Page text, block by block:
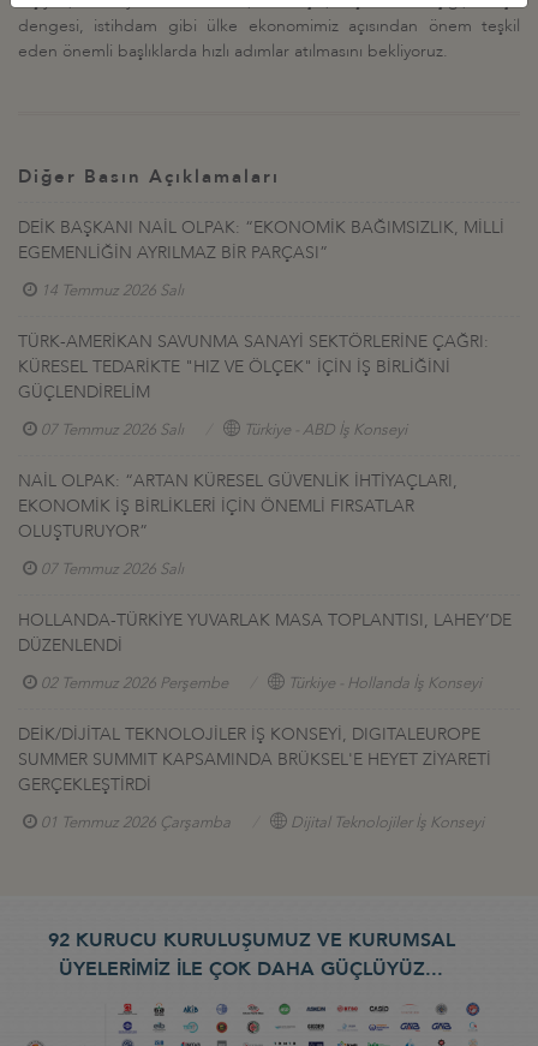
dengesi, istihdam gibi ülke ekonomimiz açısından önem teşkil
eden önemli başlıklarda hızlı adımlar atılmasını bekliyoruz.
Diğer Basın Açıklamaları
DEİK BAŞKANI NAİL OLPAK: “EKONOMİK BAĞIMSIZLIK, MİLLİ
EGEMENLİĞİN AYRILMAZ BİR PARÇASI”
14 Temmuz 2026 Salı
TÜRK-AMERİKAN SAVUNMA SANAYİ SEKTÖRLERİNE ÇAĞRI:
KÜRESEL TEDARİKTE "HIZ VE ÖLÇEK" İÇİN İŞ BİRLİĞİNİ
GÜÇLENDİRELİM
07 Temmuz 2026 Salı Türkiye - ABD İş Konseyi
NAİL OLPAK: “ARTAN KÜRESEL GÜVENLİK İHTİYAÇLARI,
EKONOMİK İŞ BİRLİKLERİ İÇİN ÖNEMLİ FIRSATLAR
OLUŞTURUYOR”
07 Temmuz 2026 Salı
HOLLANDA-TÜRKİYE YUVARLAK MASA TOPLANTISI, LAHEY’DE
DÜZENLENDİ
02 Temmuz 2026 Perşembe Türkiye - Hollanda İş Konseyi
DEİK/DİJİTAL TEKNOLOJİLER İŞ KONSEYİ, DIGITALEUROPE
SUMMER SUMMIT KAPSAMINDA BRÜKSEL'E HEYET ZİYARETİ
GERÇEKLEŞTİRDİ
01 Temmuz 2026 Çarşamba Dijital Teknolojiler İş Konseyi
92 KURUCU KURULUŞUMUZ VE KURUMSAL
ÜYELERİMİZ İLE ÇOK DAHA GÜÇLÜYÜZ...